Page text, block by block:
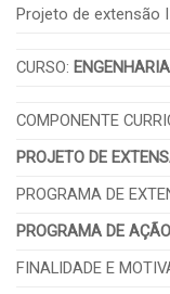
Projeto de extensão
CURSO:
COMPONENTE
PROJETO DE
PROGRAMA DE
PROGRAMA DE
FINALIDADE E